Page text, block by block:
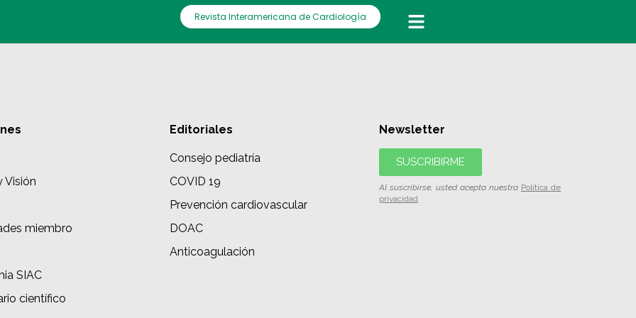
Revista Interamericana de Cardiología
Visión
miembro
SIAC
científico
Editoriales
Consejo pediatría
COVID 19
Prevención cardiovascular
DOAC
Anticoagulación
Newsletter
SUSCRIBIRME
Al suscribirse, usted acepta nuestra Política de
privacidad